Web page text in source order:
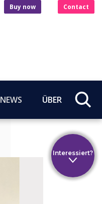
Buy now Contact
NEWS ÜBER
Interessiert?